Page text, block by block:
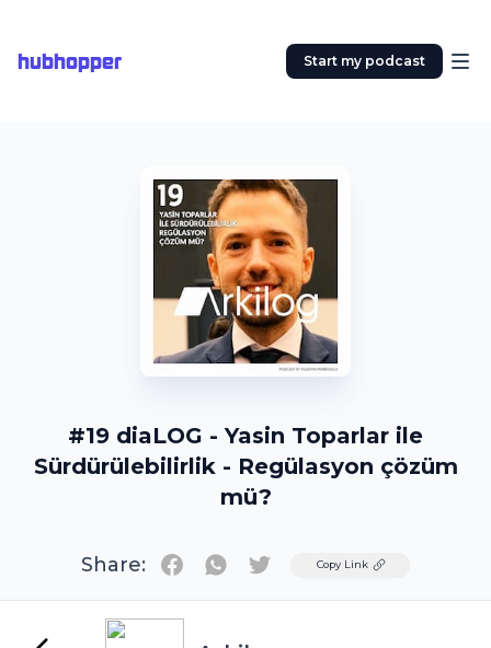
hubhopper Start my podcast
#19 diaLOG - Yasin Toparlar ile
Sürdürülebilirlik - Regülasyon çözüm
mü?
Share: TwitterCopy Link